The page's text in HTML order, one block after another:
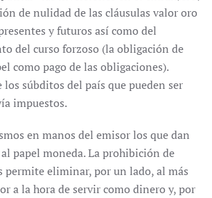
de nulidad de las cláusulas valor oro
y futuros así como del
del curso forzoso (la obligación de
como pago de las obligaciones).
los súbditos del país que pueden ser
impuestos.
en manos del emisor los que dan
papel moneda. La prohibición de
permite eliminar, por un lado, al más
a la hora de servir como dinero y, por